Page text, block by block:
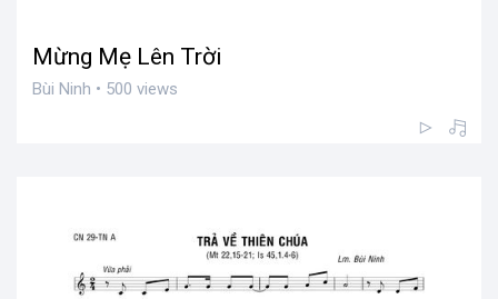
Mừng Mẹ Lên Trời
Bùi Ninh • 500 views